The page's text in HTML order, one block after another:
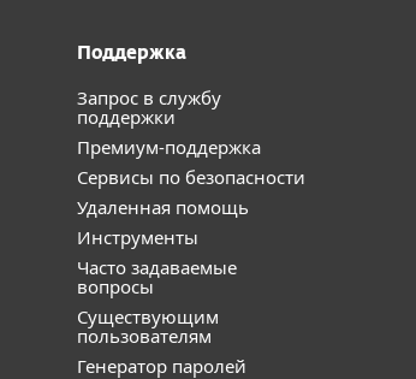
Поддержка
Запрос в службу
поддержки
Премиум-поддержка
Сервисы по безопасности
Удаленная помощь
Инструменты
Часто задаваемые
вопросы
Существующим
пользователям
Генератор паролей